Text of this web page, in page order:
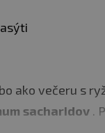
ako večeru s
sacharidov .